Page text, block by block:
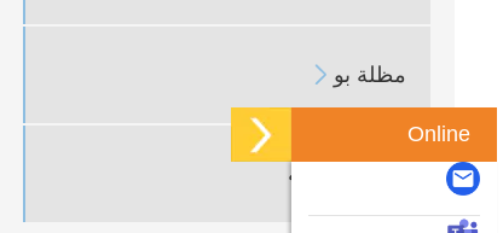
مظلة بو 
مظلة عكسية
Online